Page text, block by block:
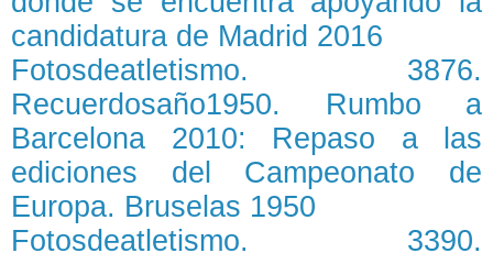
candidatura de Madrid 2016
Fotosdeatletismo. 3876.
Recuerdosaño1950. Rumbo a
Barcelona 2010: Repaso a las
ediciones del Campeonato de
Europa. Bruselas 1950
Fotosdeatletismo. 3390.